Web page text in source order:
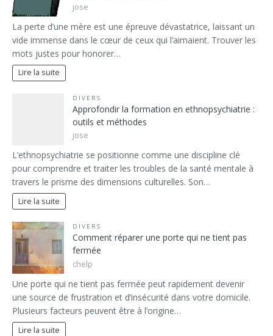
jose
La perte d’une mère est une épreuve dévastatrice, laissant un
vide immense dans le cœur de ceux qui l’aimaient. Trouver les
mots justes pour honorer…
Lire la suite
DIVERS
Approfondir la formation en ethnopsychiatrie :
outils et méthodes
jose
L’ethnopsychiatrie se positionne comme une discipline clé
pour comprendre et traiter les troubles de la santé mentale à
travers le prisme des dimensions culturelles. Son…
Lire la suite
DIVERS
Comment réparer une porte qui ne tient pas
fermée
chelp
Une porte qui ne tient pas fermée peut rapidement devenir
une source de frustration et d’insécurité dans votre domicile.
Plusieurs facteurs peuvent être à l’origine…
Lire la suite